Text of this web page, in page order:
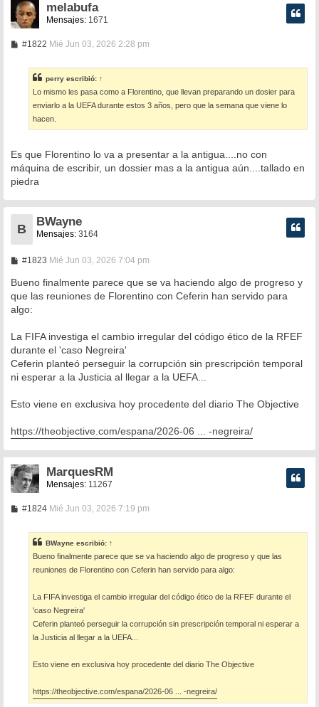
melabufa
Mensajes: 1671
#1822M
a
j
e
Mié Jun 03, 2026 2:28 pm
perry escribió: ↑
Lo mismo les pasa como a Florentino, que llevan preparando un dosier para
enviarlo a la UEFA durante estos 3 años, pero que la semana que viene lo
hacen.
Es que Florentino lo va a presentar a la antigua....no con
máquina de escribir, un dossier mas a la antigua aún....tallado en
piedra
B
BWayne
Mensajes: 3164
#1823M
n
s
a
Mié Jun 03, 2026 7:04 pm
Bueno finalmente parece que se va haciendo algo de progreso y
que las reuniones de Florentino con Ceferin han servido para
algo:
La FIFA investiga el cambio irregular del código ético de la RFEF
durante el 'caso Negreira'
Ceferin planteó perseguir la corrupción sin prescripción temporal
ni esperar a la Justicia al llegar a la UEFA...
Esto viene en exclusiva hoy procedente del diario The Objective
https://theobjective.com/espana/2026-06 ... -negreira/
MarquesRM
Mensajes: 11267
#1824M
a
j
e
Mié Jun 03, 2026 7:19 pm
BWayne escribió: ↑
Bueno finalmente parece que se va haciendo algo de progreso y que las
reuniones de Florentino con Ceferin han servido para algo:
La FIFA investiga el cambio irregular del código ético de la RFEF durante el
'caso Negreira'
Ceferin planteó perseguir la corrupción sin prescripción temporal ni esperar a
la Justicia al llegar a la UEFA...
Esto viene en exclusiva hoy procedente del diario The Objective
https://theobjective.com/espana/2026-06 ... -negreira/